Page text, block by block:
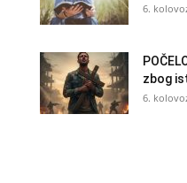
6.
zbog
6.